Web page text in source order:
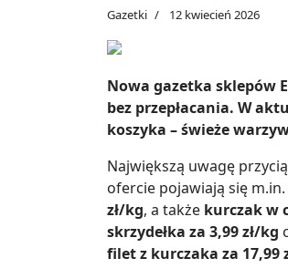
Gazetki 12 kwiecień 2026
Nowa gazetka sklepów
bez przepłacania. W
koszyka – świeże
Największą uwagę
ofercie pojawiają się m.in.
zł/kg, a także kurczak w
skrzydełka za 3,99 zł/kg
filet z kurczaka za 17,99